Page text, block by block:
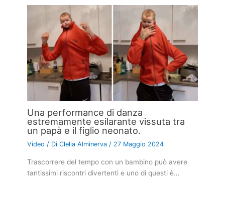
Una performance di danza
estremamente esilarante vissuta tra
un papà e il figlio neonato.
Video / DiClelia Alminerva/ 27 Maggio 2024
Trascorrere del tempo con un bambino può avere
tantissimi riscontri divertenti e uno di questi è…